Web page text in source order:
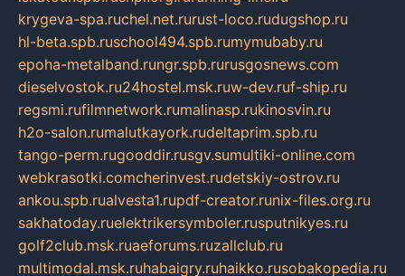
krygeva-spa.ruchel.net.rurust-loco.rudugshop.ru
hl-beta.spb.ruschool494.spb.rumymubaby.ru
epoha-metalband.rungr.spb.rurusgosnews.com
dieselvostok.ru24hostel.msk.ruw-dev.ruf-ship.ru
regsmi.rufilmnetwork.rumalinasp.rukinosvin.ru
h2o-salon.rumalutkayork.rudeltaprim.spb.ru
tango-perm.rugooddir.rusgv.sumultiki-online.com
webkrasotki.comcherinvest.rudetskiy-ostrov.ru
ankou.spb.rualvesta1.rupdf-creator.runix-files.org.ru
sakhatoday.ruelektrikersymboler.rusputnikyes.ru
golf2club.msk.ruaeforums.ruzallclub.ru
multimodal.msk.ruhabaigry.ruhaikko.rusobakopedia.ru